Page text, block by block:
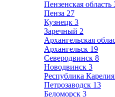
Пензенская область
Пенза 27
Кузнецк 3
Заречный 2
Архангельская
Архангельск 19
Северодвинск 8
Новодвинск 3
Республика Карелия
Петрозаводск 13
Беломорск 3